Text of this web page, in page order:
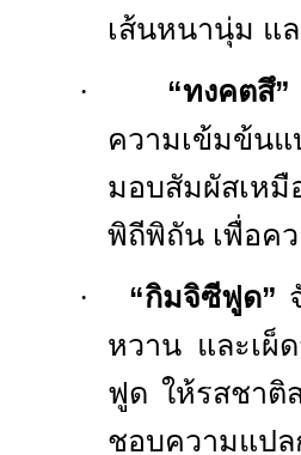
เส้นหนานุ่ม แ
·
“ทงคตสึ”
ความเข้มข้
มอบสัมผัสเหมื
พิถีพิถัน เพื่อคว
·
“กิมจิซีฟูด”
หวาน และเผ็
ฟูด ให้รสชาติ
ชอบความแป